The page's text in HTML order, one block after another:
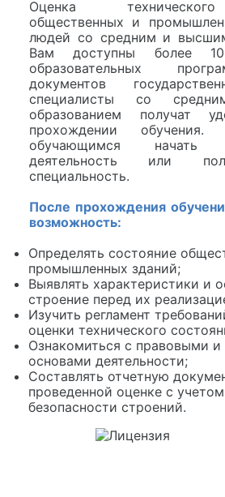
Оценка
общественных и
людей со средним и
Вам доступны более
образовательных
документов
специалисты со
образованием получат
прохождении обучения.
обучающимся
деятельность или
специальность.
После прохождения
возможность:
Определять состояние
промышленных зданий;
Выявлять характеристики и
строение перед их
Изучить регламент
оценки технического
Ознакомиться с правовыми
основами деятельности;
Составлять отчетную
проведенной оценке с
безопасности строений.